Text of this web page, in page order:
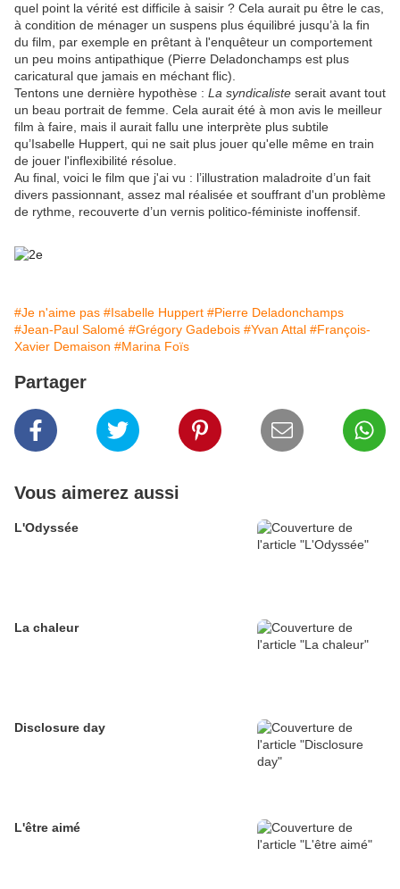
quel point la vérité est difficile à saisir ? Cela aurait pu être le cas,
à condition de ménager un suspens plus équilibré jusqu’à la fin
du film, par exemple en prêtant à l'enquêteur un comportement
un peu moins antipathique (Pierre Deladonchamps est plus
caricatural que jamais en méchant flic).
Tentons une dernière hypothèse : La syndicaliste serait avant tout
un beau portrait de femme. Cela aurait été à mon avis le meilleur
film à faire, mais il aurait fallu une interprète plus subtile
qu’Isabelle Huppert, qui ne sait plus jouer qu'elle même en train
de jouer l'inflexibilité résolue.
Au final, voici le film que j'ai vu : l’illustration maladroite d’un fait
divers passionnant, assez mal réalisée et souffrant d'un problème
de rythme, recouverte d’un vernis politico-féministe inoffensif.
#Je n'aime pas #Isabelle Huppert #Pierre Deladonchamps
#Jean-Paul Salomé #Grégory Gadebois #Yvan Attal #François-
Xavier Demaison #Marina Foïs
Partager
Vous aimerez aussi
L'Odyssée
La chaleur
Disclosure day
L'être aimé